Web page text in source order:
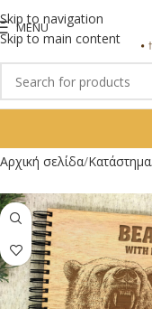
Skip to navigation
Skip to main content
MENU
Αρχική σελίδα Κατάστημα